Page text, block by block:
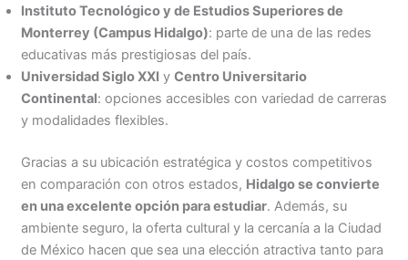
Instituto Tecnológico y de Estudios Superiores de
Monterrey (Campus Hidalgo): parte de una de las redes
educativas más prestigiosas del país.
Universidad Siglo XXI y Centro Universitario
Continental: opciones accesibles con variedad de carreras
y modalidades flexibles.
Gracias a su ubicación estratégica y costos competitivos
en comparación con otros estados, Hidalgo se convierte
en una excelente opción para estudiar. Además, su
ambiente seguro, la oferta cultural y la cercanía a la Ciudad
de México hacen que sea una elección atractiva tanto para